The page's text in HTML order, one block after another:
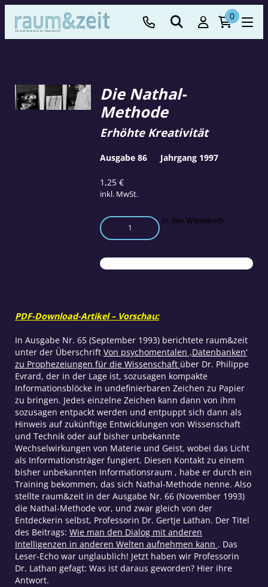
0
Die Nathal-
Methode
1,25€
inkl. MwSt.
Erhöhte Kreativität
Die
Nathal-
Menge
In den Warenkorb
Ausgabe 86 Jahrgang 1997
PDF-Download-Artikel – Vorschau:
In Ausgabe Nr. 65 (September 1993) berichtete raum&zeit
unter der Überschrift Von psychomentalen ,Datenbanken‘
zu Prophezeiungen für die Wissenschaft über Dr. Philippe
Evrard, der in der Lage ist, sozusagen kompakte
Informationsblöcke in undefinierbaren Zeichen zu Papier
zu bringen. Jedes einzelne Zeichen kann dann von ihm
sozusagen entpackt werden und entpuppt sich dann als
Hinweis auf zukünftige Entwicklungen von Wissenschaft
und Technik oder auf bisher unbekannte
Wechselwirkungen von Materie und Geist, wobei das Licht
als Informationsträger fungiert. Diesen Kontakt zu einem
bisher unbekannten Informationsraum , habe er durch ein
Training bekommen, das sich Nathal-Methode nenne. Also
stellte raum&zeit in der Ausgabe Nr. 66 (November 1993)
die Nathal-Methode vor, und zwar gleich von der
Entdeckerin selbst, Professorin Dr. Gertje Lathan. Der Titel
des Beitrags: Wie man den Dialog mit anderen
Intelligenzen in anderen Welten aufnehmen kann . Das
Leser-Echo war unglaublich! Jetzt haben wir Professorin
Dr. Lathan gefagt: Was ist daraus geworden? Hier ihre
Antwort.